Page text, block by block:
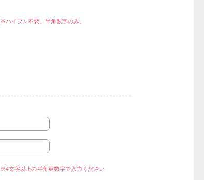
※ハイフン不要。半角数字のみ。
※4文字以上の半角英数字で入力ください